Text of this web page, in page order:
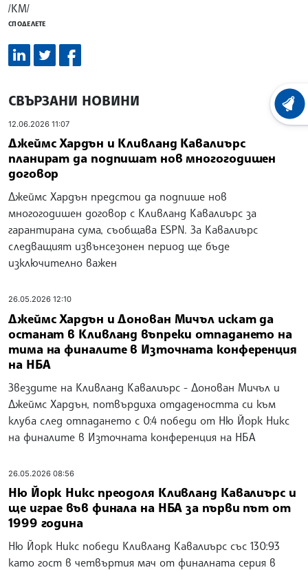
/КМ/
СПОДЕЛЕТЕ
СВЪРЗАНИ НОВИНИ
12.06.2026 11:07
Джеймс Хардън и Кливланд Кавалиърс
планират да подпишат нов многогодишен
договор
Джеймс Хардън предстои да подпише нов
многогодишен договор с Кливланд Кавалиърс за
гарантирана сума, съобщава ESPN. За Кавалиърс
следващият извънсезонен период ще бъде
изключително важен
26.05.2026 12:10
Джеймс Хардън и Донован Мичъл искат да
останат в Кливланд въпреки отпадането на
тима на финалите в Източната конференция
на НБА
Звездите на Кливланд Кавалиърс - Донован Мичъл и
Джеймс Хардън, потвърдиха отдадеността си към
клуба след отпадането с 0:4 победи от Ню Йорк Никс
на финалите в Източната конференция на НБА
26.05.2026 08:56
Ню Йорк Никс преодоля Кливланд Кавалиърс и
ще играе във финала на НБА за първи път от
1999 година
Ню Йорк Никс победи Кливланд Кавалиърс със 130:93
като гост в четвъртия мач от финалната серия в